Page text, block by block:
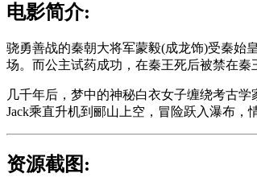
电影简介:
骁勇善战的秦朝大将军蒙毅(成龙饰)受秦始
场。而公主试药成功，在秦王死后被禁在
几千年后，梦中的神秘白衣女子缠绕考古学
Jack乘直升机到郦山上空，冒险跃入瀑布
资源截图: